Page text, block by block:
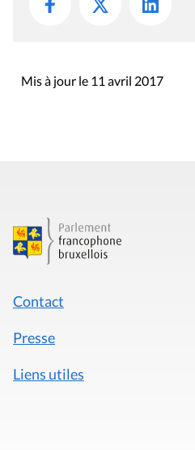
Mis à jour le 11 avril 2017
Contact
Presse
Liens utiles